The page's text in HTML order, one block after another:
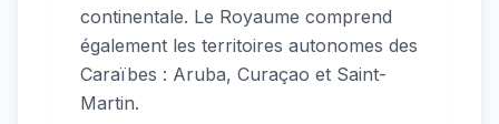
continentale. Le Royaume comprend
également les territoires autonomes des
Caraïbes : Aruba, Curaçao et Saint-
Martin.